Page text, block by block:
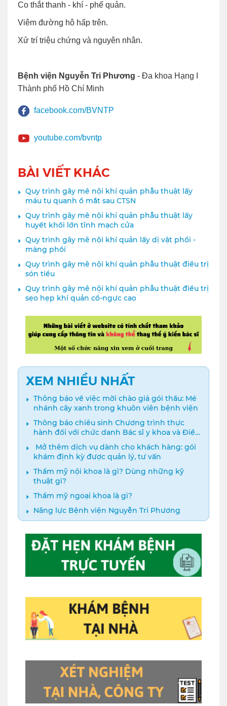
Co thắt thanh - khí - phế quản.
Viêm đường hô hấp trên.
Xử trí triệu chứng và nguyên nhân.
Bệnh viện Nguyễn Tri Phương - Đa khoa Hạng I
Thành phố Hồ Chí Minh
facebook.com/BVNTP
youtube.com/bvntp
BÀI VIẾT KHÁC
Quy trình gây mê nội khí quản phẫu thuật lấy
máu tụ quanh ổ mắt sau CTSN
Quy trình gây mê nội khí quản phẫu thuật lấy
huyết khối lớn tĩnh mạch cửa
Quy trình gây mê nội khí quản lấy dị vật phổi -
màng phổi
Quy trình gây mê nội khí quản phẫu thuật điều trị
són tiểu
Quy trình gây mê nội khí quản phẫu thuật điều trị
sẹo hẹp khí quản cổ-ngực cao
XEM NHIỀU NHẤT
Thông báo về việc mời chào giá gói thầu: Mé
nhánh cây xanh trong khuôn viên bệnh viện
Thông báo chiêu sinh Chương trình thực
hành đối với chức danh Bác sĩ y khoa và Điều
dưỡng năm 2024
️ Mở thêm dịch vụ dành cho khách hàng: gói
khám định kỳ được quản lý, tư vấn
Thẩm mỹ nội khoa là gì? Dùng những kỹ
thuật gì?
Thẩm mỹ ngoại khoa là gì?
Năng lực Bệnh viện Nguyễn Tri Phương